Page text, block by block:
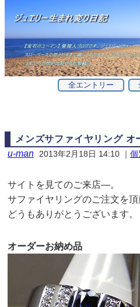
全エントリー
メンズサファイヤリング オ
u-man 2013年2月18日 14:10｜ 個
サイトを見てのご来店—。
サファイヤリングのご注文を頂
どうもありがとうございます。
オーダーお納め品